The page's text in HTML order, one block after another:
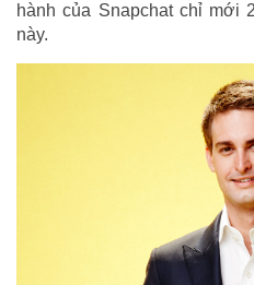
hành của Snapchat chỉ mới
này.